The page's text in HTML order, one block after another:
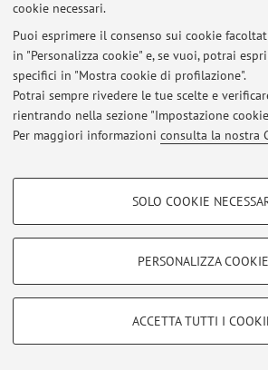
cookie necessari.
Puoi esprimere il consenso sui cookie
in "Personalizza cookie" e, se vuoi, potrai
specifici in "Mostra cookie di profilazione".
Potrai sempre rivedere le tue scelte e
rientrando nella sezione "Impostazione
Per maggiori informazioni consulta la nostra
COOKIE DI PROFILAZIONE -
COOKIE TECNICI - NECESSARI
Si tratta di cookie tecnici utilizzati, a titolo
SOLO COOKIE
PERSONALIZZA COOKIE
ACCETTA TUTTI I
Accedi tramitelogin
© 2026 - ALMA MATER STUDIORUM -
Zamboni, 33 - 40126 Bologna - Partita
Privacy|Note legali|